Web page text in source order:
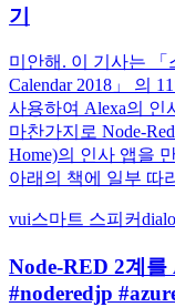
기
미안해. 이 기사는
Calendar 2018」 의
사용하여 Alexa의 인
마찬가지로 Node-
Home)의 인사 앱을
아래의 책에 일부 따
vui스마트 스피커
Node-RED 2계를
#noderedjp